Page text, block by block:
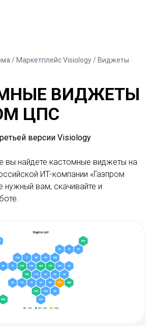
/ Маркетплейс Visiology / Виджеты
ВИДЖЕТЫ
ЦПС
версии Visiology
вы найдете кастомные виджеты на
ИТ-компании «Газпром
нужный вам, скачивайте и